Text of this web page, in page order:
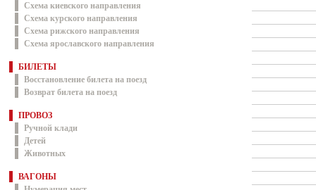
Схема киевского направления
Схема курского направления
Схема рижского направления
Схема ярославского направления
БИЛЕТЫ
Восстановление билета на поезд
Возврат билета на поезд
ПРОВОЗ
Ручной клади
Детей
Животных
ВАГОНЫ